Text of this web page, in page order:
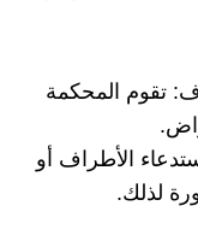
تقوم المحكمة
الأطراف أو
لذلك.